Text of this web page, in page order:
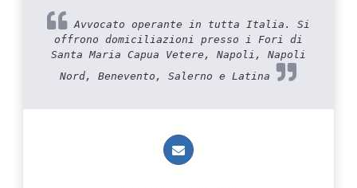
Avvocato operante in tutta Italia. Si
offrono domiciliazioni presso i Fori di
Santa Maria Capua Vetere, Napoli, Napoli
Nord, Benevento, Salerno e Latina